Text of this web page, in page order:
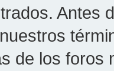
Antes
de los foros